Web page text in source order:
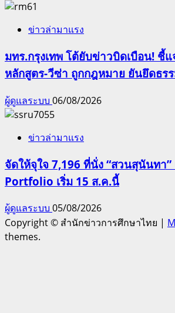
ข่าวล่ามาแรง
มทร.กรุงเทพ โต้ยับข่าวบิดเบือน! ชี้แ
หลักสูตร-วีซ่า ถูกกฎหมาย ยันยึดธร
ผู้ดูแลระบบ 06/08/2026
ข่าวล่ามาแรง
จัดให้จุใจ 7,196 ที่นั่ง “สวนสุนันทา”
Portfolio เริ่ม 15 ส.ค.นี้
ผู้ดูแลระบบ 05/08/2026
Copyright © สำนักข่าวการศึกษาไทย |
themes.